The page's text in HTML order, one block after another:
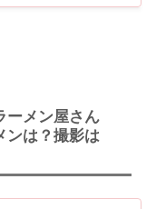
ーメン屋さん
ンは？撮影は